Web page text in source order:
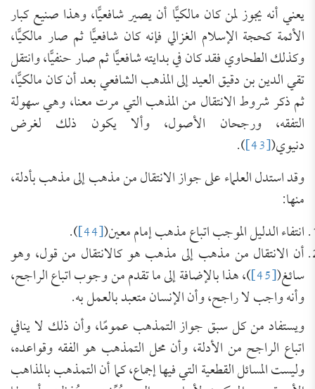
يعني أنه يجوز لمن كان مالكيًّا أن يصير شافعيًّا، وهذا صنيع كبار
الأئمة كحجة الإسلام الغزالي فإنه كان شافعيًّا ثم صار مالكيًّا،
وكذلك الطحاوي فقد كان في بدايته شافعيًّا ثم صار حنفيًّا، وانتقل
تقي الدين بن دقيق العيد إلى المذهب الشافعي بعد أن كان مالكيًّا،
ثم ذكر شروط الانتقال من المذهب التي مرت معنا، وهي سهولة
التفقه، ورجحان الأصول، وألا يكون ذلك لغرض
دنيوي([43]
).
وقد استدل العلماء على جواز الانتقال من مذهب إلى مذهب بأدلة،
منها:
انتفاء الدليل الموجب اتباع مذهب إمام معين([44]
).
أن الانتقال من مذهب إلى مذهب هو كالانتقال من قول، وهو
سائغ([45] )، هذا بالإضافة إلى ما تقدم من وجوب اتباع الراجح،
وأنه واجب لا راجح، وأن الإنسان متعبد بالعمل به.
ويستفاد من كل سبق جواز التمذهب عمومًا، وأن ذلك لا ينافي
اتباع الراجح من الأدلة، وأن محل التمذهب هو الفقه وقواعده،
وليست المسائل القطعية التي فيها إجماع، كما أن التمذهب بالمذاهب